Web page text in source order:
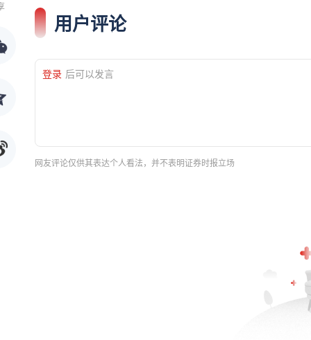
用户评论
登录 后可以发言
网友评论仅供其表达个人看法，并不表明证券时报立场